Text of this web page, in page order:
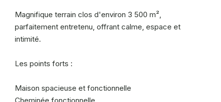
Magnifique terrain clos d'environ 3 500 m²,
parfaitement entretenu, offrant calme, espace et
intimité.
Les points forts :
Maison spacieuse et fonctionnelle
Cheminée fonctionnelle